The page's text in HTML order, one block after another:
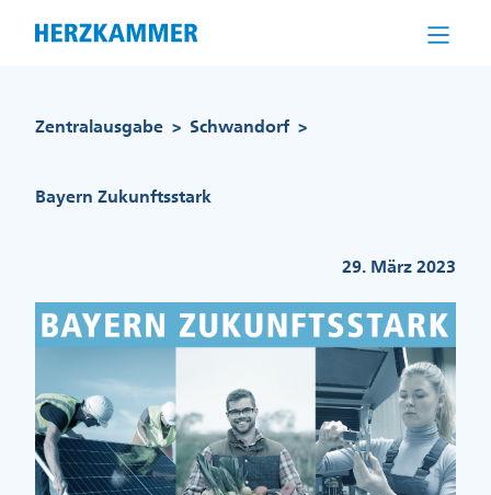
Zentralausgabe > Schwandorf >
Bayern Zukunftsstark
29. März 2023